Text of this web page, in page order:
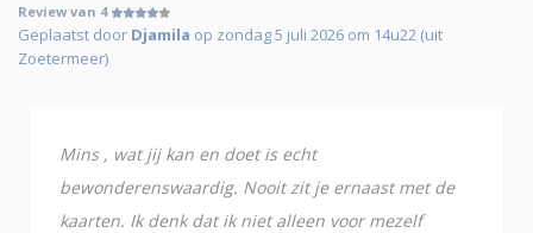
Review van 4
Geplaatst door Djamila op zondag 5 juli 2026 om 14u22 (uit
Zoetermeer)
Mins , wat jij kan en doet is echt
bewonderenswaardig. Nooit zit je ernaast met de
kaarten. Ik denk dat ik niet alleen voor mezelf